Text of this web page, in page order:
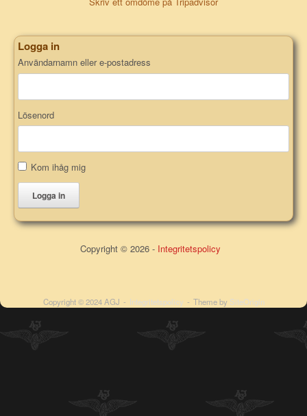
Logga in
Användarnamn eller e-postadress
Lösenord
Kom ihåg mig
Logga in
Copyright © 2026 - Integritetspolicy
Copyright © 2024 AGJ Integritetspolicy Theme by SiteOrigin